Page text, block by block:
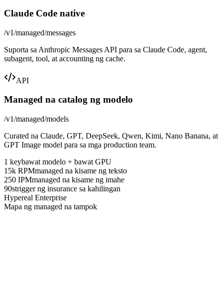
Claude Code native
/v1/managed/messages
Suporta sa Anthropic Messages API para sa Claude Code, agent,
subagent, tool, at accounting ng cache.
API
Managed na catalog ng modelo
/v1/managed/models
Curated na Claude, GPT, DeepSeek, Qwen, Kimi, Nano Banana, at
GPT Image model para sa mga production team.
1 keybawat modelo + bawat GPU
15k RPMmanaged na kisame ng teksto
250 IPMmanaged na kisame ng imahe
90strigger ng insurance sa kahilingan
Hypereal Enterprise
Mapa ng managed na tampok